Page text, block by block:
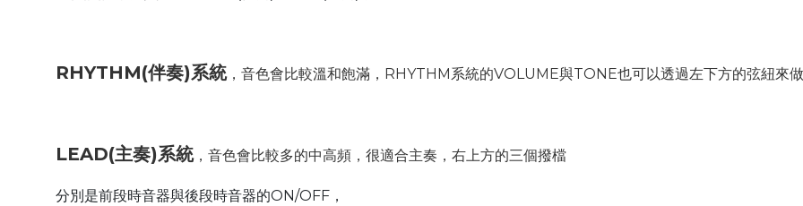
RHYTHM(伴奏)系統，音色會比較溫和飽滿，RHYTHM系統的VOLUME與TONE也可以透過左下方的弦紐來
LEAD(主奏)系統，音色會比較多的中高頻，很適合主奏，右上方的三個撥檔
分別是前段時音器與後段時音器的ON/OFF，